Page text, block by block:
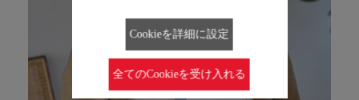
Cookieを詳細に設定
全てのCookieを受け入れる